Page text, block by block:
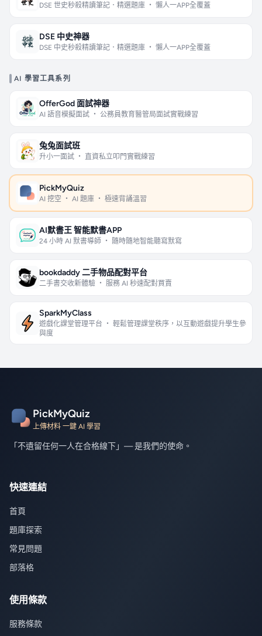
DSE 世史秒殺精讀筆記．精選題庫 ・ 懶人一APP全覆蓋
DSE 中史神器
DSE 中史秒殺精讀筆記．精選題庫 ・ 懶人一APP全覆蓋
AI 學習工具系列
OfferGod 面試神器
AI 語音模擬面試 ・ 公務員教育醫管局面試實戰練習
兔兔面試班
升小一面試 ・ 直資私立叩門實戰練習
PickMyQuiz
AI 挖空 ・ AI 題庫 ・ 極速背誦溫習
AI默書王 智能默書APP
24 小時 AI 默書導師 ・ 隨時隨地智能聽寫默寫
bookdaddy 二手物品配對平台
二手書交收新體驗 ・ 服務 AI 秒速配對買賣
SparkMyClass
遊戲化課堂管理平台 ・ 輕鬆管理課堂秩序，以互動遊戲提升學生參
與度
PickMyQuiz
上傳材料 一鍵 AI 學習
「不遺留任何一人在合格線下」— 是我們的使命。
快速連結
首頁
題庫探索
常見問題
部落格
使用條款
服務條款